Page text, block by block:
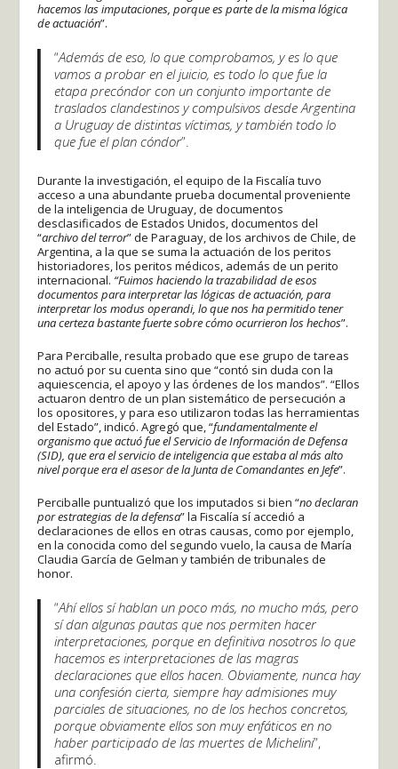
hacemos las imputaciones, porque es parte de la misma lógica
de actuación”.
“Además de eso, lo que comprobamos, y es lo que
vamos a probar en el juicio, es todo lo que fue la
etapa precóndor con un conjunto importante de
traslados clandestinos y compulsivos desde Argentina
a Uruguay de distintas víctimas, y también todo lo
que fue el plan cóndor”.
Durante la investigación, el equipo de la Fiscalía tuvo
acceso a una abundante prueba documental proveniente
de la inteligencia de Uruguay, de documentos
desclasificados de Estados Unidos, documentos del
“archivo del terror” de Paraguay, de los archivos de Chile, de
Argentina, a la que se suma la actuación de los peritos
historiadores, los peritos médicos, además de un perito
internacional. “Fuimos haciendo la trazabilidad de esos
documentos para interpretar las lógicas de actuación, para
interpretar los modus operandi, lo que nos ha permitido tener
una certeza bastante fuerte sobre cómo ocurrieron los hechos”.
Para Perciballe, resulta probado que ese grupo de tareas
no actuó por su cuenta sino que “contó sin duda con la
aquiescencia, el apoyo y las órdenes de los mandos”. “Ellos
actuaron dentro de un plan sistemático de persecución a
los opositores, y para eso utilizaron todas las herramientas
del Estado”, indicó. Agregó que, “fundamentalmente el
organismo que actuó fue el Servicio de Información de Defensa
(SID), que era el servicio de inteligencia que estaba al más alto
nivel porque era el asesor de la Junta de Comandantes en Jefe”.
Perciballe puntualizó que los imputados si bien “no declaran
por estrategias de la defensa” la Fiscalía sí accedió a
declaraciones de ellos en otras causas, como por ejemplo,
en la conocida como del segundo vuelo, la causa de María
Claudia García de Gelman y también de tribunales de
honor.
“Ahí ellos sí hablan un poco más, no mucho más, pero
sí dan algunas pautas que nos permiten hacer
interpretaciones, porque en definitiva nosotros lo que
hacemos es interpretaciones de las magras
declaraciones que ellos hacen. Obviamente, nunca hay
una confesión cierta, siempre hay admisiones muy
parciales de situaciones, no de los hechos concretos,
porque obviamente ellos son muy enfáticos en no
haber participado de las muertes de Michelini”,
afirmó.